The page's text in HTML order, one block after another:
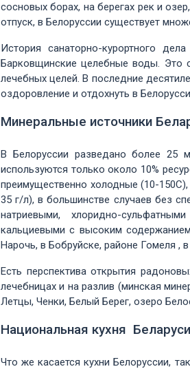
сосновых борах, на берегах рек и
отпуск, в Белоруссии существует
История санаторно-курортного
Барковщинские целебные воды. Это
лечебных целей. В последние
оздоровление и отдохнуть в
Минеральные источники
В Белоруссии разведано более 25
используются только около 10%
преимущественно холодные (10-
35 г/л), в большинстве случаев без
натриевыми, хлоридно-
кальциевыми с высоким
Нарочь, в Бобруйске, районе Гомеля ,
Есть перспектива открытия
лечебницах и на разлив (минская
Летцы, Ченки, Белый Берег, озеро
Национальная кухня Беларуси
Что же касается кухни Белоруссии,